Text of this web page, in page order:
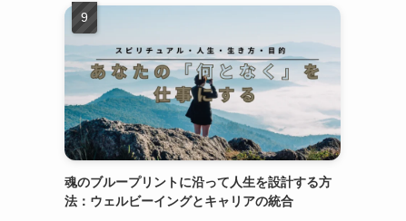
魂のブループリントに沿って人生を設計する方
法：ウェルビーイングとキャリアの統合